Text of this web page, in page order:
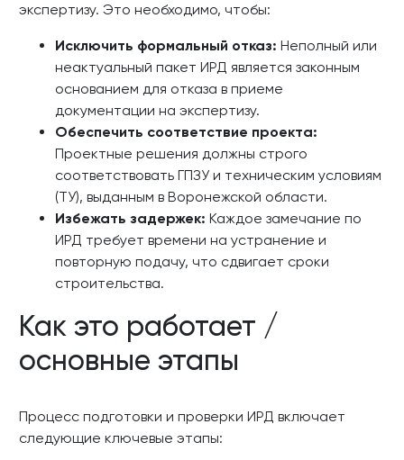
экспертизу. Это необходимо, чтобы:
Исключить формальный отказ: Неполный или
неактуальный пакет ИРД является законным
основанием для отказа в приеме
документации на экспертизу.
Обеспечить соответствие проекта:
Проектные решения должны строго
соответствовать ГПЗУ и техническим условиям
(ТУ), выданным в Воронежской области.
Избежать задержек: Каждое замечание по
ИРД требует времени на устранение и
повторную подачу, что сдвигает сроки
строительства.
Как это работает /
основные этапы
Процесс подготовки и проверки ИРД включает
следующие ключевые этапы: